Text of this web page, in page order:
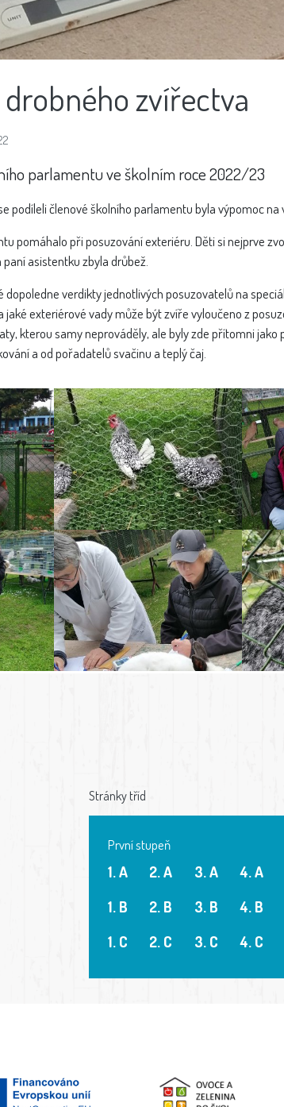
zvířectva
parlamentu ve školním roce 2022/23
podíleli členové školního parlamentu byla výpomoc
pomáhalo při posuzování exteriéru. Děti si nejprve
asistentku zbyla drůbež.
dopoledne verdikty jednotlivých posuzovatelů na
jaké exteriérové vady může být zvíře vyloučeno z
kterou samy neprováděly, ale byly zde přítomni
a od pořadatelů svačinu a teplý čaj.
Stránky tříd
První stupeň
1. A
1. B
1. C
2. A
2. B
2. C
3. A
3. B
3. C
4. A
4. B
4. C